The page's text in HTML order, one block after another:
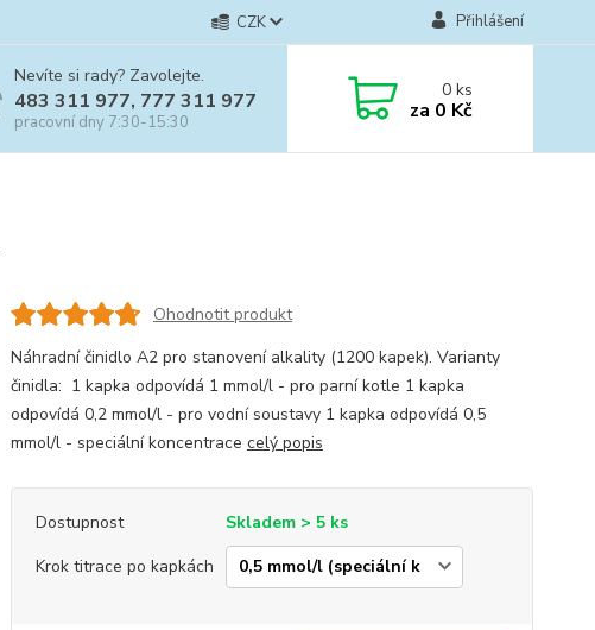
CZK Přihlášení
Nevíte si rady? Zavolejte.
483 311 977, 777 311 977
pracovní dny 7:30-15:30
0ks
za 0 Kč
Ohodnotit produkt
Náhradní činidlo A2 pro stanovení alkality (1200 kapek). Varianty
činidla: 1 kapka odpovídá 1 mmol/l - pro parní kotle 1 kapka
odpovídá 0,2 mmol/l - pro vodní soustavy 1 kapka odpovídá 0,5
mmol/l - speciální koncentrace celý popis
Dostupnost
Skladem > 5 ks
Krok titrace po kapkách